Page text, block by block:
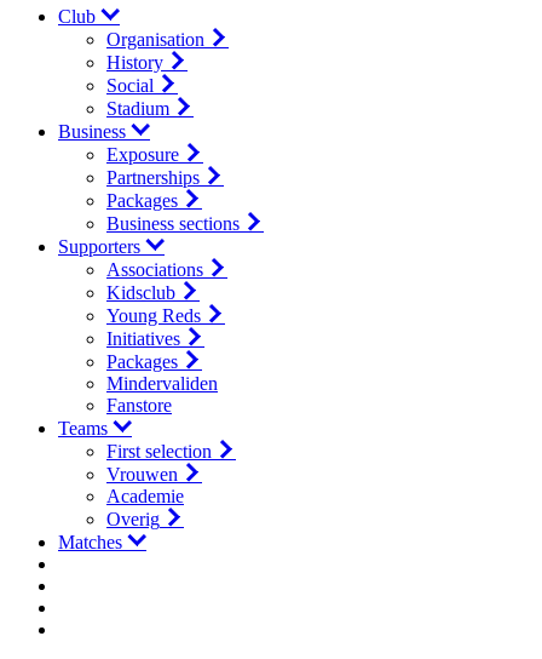
Club
Organisation
History
Social
Stadium
Business
Exposure
Partnerships
Packages
Business sections
Supporters
Associations
Kidsclub
Young Reds
Initiatives
Packages
Mindervaliden
Fanstore
Teams
First selection
Vrouwen
Academie
Overig
Matches